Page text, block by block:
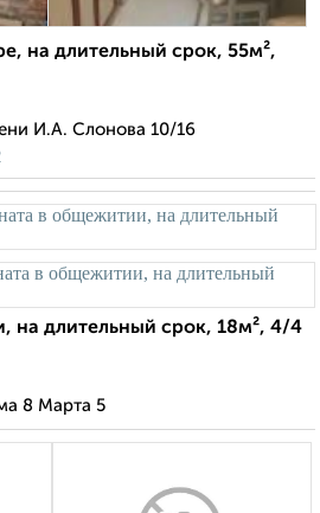
на длительный срок, 55м²,
И.А. Слонова 10/16
на длительный срок, 18м², 4/4
8 Марта 5